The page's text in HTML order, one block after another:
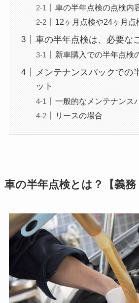
車の半年点検の点検内
12ヶ月点検や24ヶ月点
車の半年点検は、必要な
新車購入での半年点検
メンテナンスパックでの
ット
一般的なメンテナンス
リースの場合
車の半年点検とは？【義務